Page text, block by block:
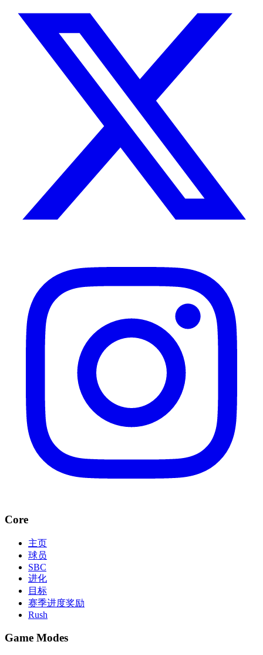
Core
主页
球员
SBC
进化
目标
赛季进度奖励
Rush
Game Modes